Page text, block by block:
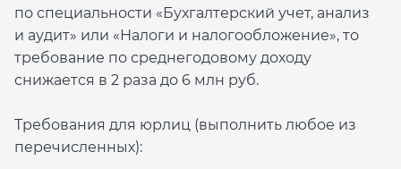
по специальности «Бухгалтерский учет, анализ
и аудит» или «Налоги и налогообложение», то
требование по среднегодовому доходу
снижается в 2 раза до 6 млн руб.
Требования для юрлиц (выполнить любое из
перечисленных):